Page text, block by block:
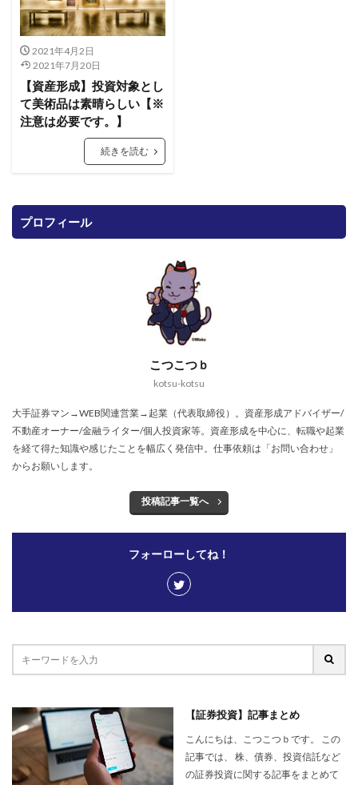
2021年4月2日
2021年7月20日
【資産形成】投資対象とし
て美術品は素晴らしい【※
注意は必要です。】
続きを読む
プロフィール
こつこつｂ
kotsu-kotsu
大手証券マン→WEB関連営業→起業（代表取締役）。資産形成アドバイザー/
不動産オーナー/金融ライター/個人投資家等。資産形成を中心に、転職や起業
を経て得た知識や感じたことを幅広く発信中。仕事依頼は「お問い合わせ」
からお願いします。
投稿記事一覧へ
フォーローしてね！
【証券投資】記事まとめ
こんにちは、こつこつｂです。 この
記事では、 株、債券、投資信託など
の証券投資に関する記事をまとめて